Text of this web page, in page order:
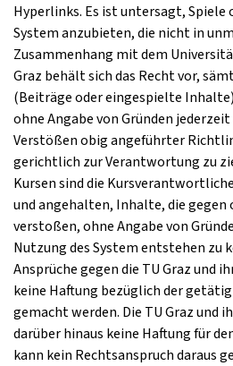
Hyperlinks. Es ist untersagt, Spiele
System anzubieten, die nicht in
Zusammenhang mit dem
Graz behält sich das Recht vor,
(Beiträge oder eingespielte
ohne Angabe von Gründen
Verstößen obig angeführter
gerichtlich zur Verantwortung zu
Kursen sind die
und angehalten, Inhalte, die gegen
verstoßen, ohne Angabe von
Nutzung des System entstehen zu
Ansprüche gegen die TU Graz und
keine Haftung bezüglich der
gemacht werden. Die TU Graz und
darüber hinaus keine Haftung für
kann kein Rechtsanspruch daraus